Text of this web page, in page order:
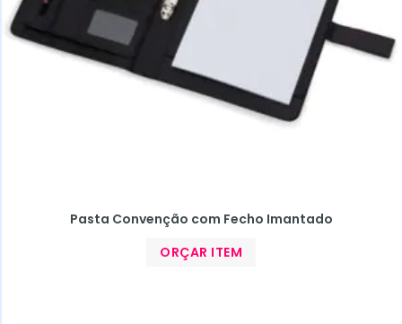
Pasta Convenção com Fecho Imantado
ORÇAR ITEM